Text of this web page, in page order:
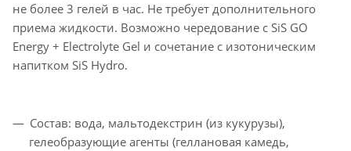
не более 3 гелей в час. Не требует дополнительного
приема жидкости. Возможно чередование с SiS GO
Energy + Electrolyte Gel и сочетание с изотоническим
напитком SiS Hydro.
Состав: вода, мальтодекстрин (из кукурузы),
гелеобразующие агенты (геллановая камедь,